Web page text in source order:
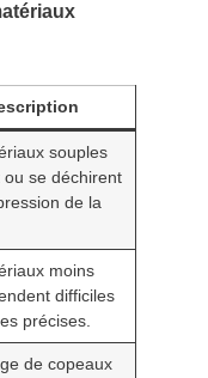
souples
ou se déchirent
de la
moins
difficiles
précises.
de copeaux